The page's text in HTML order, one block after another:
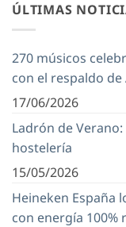
ÚLTIMAS
270 músicos
con el respaldo de
17/06/2026
Ladrón de
hostelería
15/05/2026
Heineken España
con energía 100%